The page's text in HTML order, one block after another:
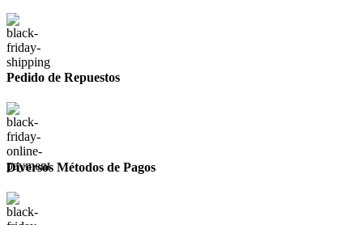
Pedido de Repuestos
Diversos Métodos de Pagos